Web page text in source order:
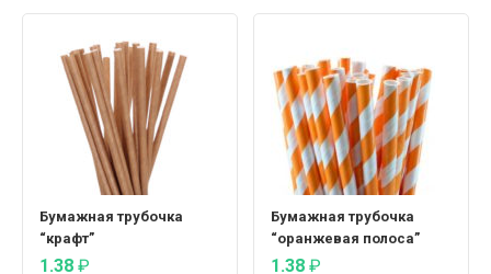
Бумажная трубочка
“крафт”
1.38 ₽
Бумажная трубочка
“оранжевая полоса”
1.38 ₽